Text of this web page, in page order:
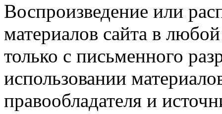
Воспроизведение или
материалов сайта в
только с письменного
использовании
правообладателя и